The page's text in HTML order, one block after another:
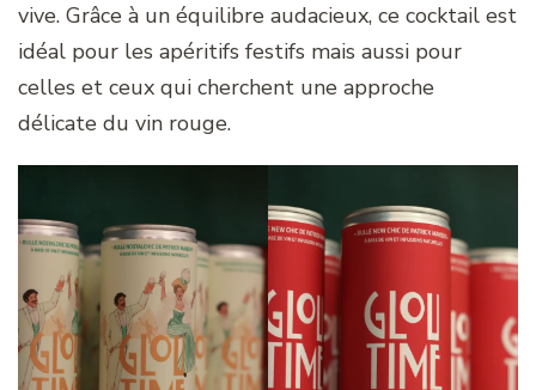
vive. Grâce à un équilibre audacieux, ce cocktail est
idéal pour les apéritifs festifs mais aussi pour
celles et ceux qui cherchent une approche
délicate du vin rouge.